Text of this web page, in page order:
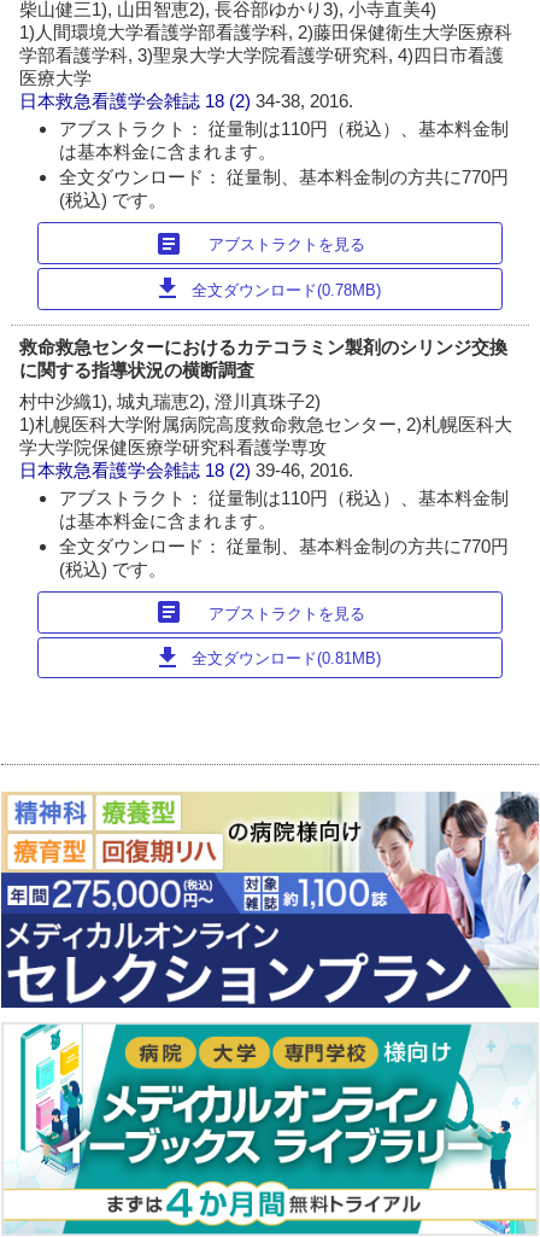
柴山健三1), 山田智恵2), 長谷部ゆかり3), 小寺直美4)
1)人間環境大学看護学部看護学科, 2)藤田保健衛生大学医療科
学部看護学科, 3)聖泉大学大学院看護学研究科, 4)四日市看護
医療大学
日本救急看護学会雑誌 18 (2)34-38, 2016.
アブストラクト： 従量制は110円（税込）、基本料金制
は基本料金に含まれます。
全文ダウンロード： 従量制、基本料金制の方共に770円
(税込) です。
article アブストラクトを見る
download 全文ダウンロード(0.78MB)
救命救急センターにおけるカテコラミン製剤のシリンジ交換
に関する指導状況の横断調査
村中沙織1), 城丸瑞恵2), 澄川真珠子2)
1)札幌医科大学附属病院高度救命救急センター, 2)札幌医科大
学大学院保健医療学研究科看護学専攻
日本救急看護学会雑誌 18 (2)39-46, 2016.
アブストラクト： 従量制は110円（税込）、基本料金制
は基本料金に含まれます。
全文ダウンロード： 従量制、基本料金制の方共に770円
(税込) です。
article アブストラクトを見る
download 全文ダウンロード(0.81MB)